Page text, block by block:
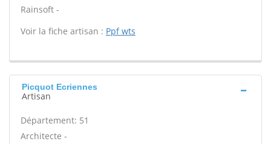
Rainsoft -
Voir la fiche artisan : Ppf wts
Picquot Ecriennes
Artisan
Département: 51
Architecte -